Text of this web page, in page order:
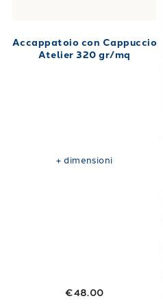
Accappatoio con Cappuccio
Atelier 320 gr/mq
€48.00
+dimensioni